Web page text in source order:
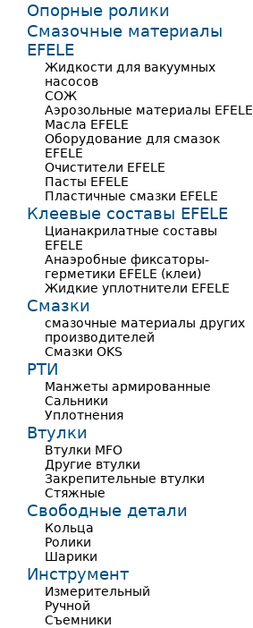
Опорные ролики
Смазочные материалы
EFELE
Жидкости для вакуумных
насосов
СОЖ
Аэрозольные материалы EFELE
Масла EFELE
Оборудование для смазок
EFELE
Очистители EFELE
Пасты EFELE
Пластичные смазки EFELE
Клеевые составы EFELE
Цианакрилатные составы
EFELE
Анаэробные фиксаторы-
герметики EFELE (клеи)
Жидкие уплотнители EFELE
Смазки
смазочные материалы других
производителей
Смазки OKS
РТИ
Манжеты армированные
Сальники
Уплотнения
Втулки
Втулки MFO
Другие втулки
Закрепительные втулки
Стяжные
Свободные детали
Кольца
Ролики
Шарики
Инструмент
Измерительный
Ручной
Съемники